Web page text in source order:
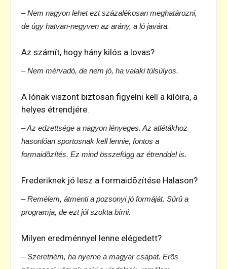
– Nem nagyon lehet ezt százalékosan meghatározni,
de úgy hatvan-negyven az arány, a ló javára.
Az számít, hogy hány kilós a lovas?
– Nem mérvadó, de nem jó, ha valaki túlsúlyos.
A lónak viszont biztosan figyelni kell a kilóira, a
helyes étrendjére.
– Az edzettsége a nagyon lényeges. Az atlétákhoz
hasonlóan sportosnak kell lennie, fontos a
formaidõzítés. Ez mind összefügg az étrenddel is.
Frederiknek jó lesz a formaidõzítése Halason?
– Remélem, átmenti a pozsonyi jó formáját. Sûrû a
programja, de ezt jól szokta bírni.
Milyen eredménnyel lenne elégedett?
– Szeretném, ha nyerne a magyar csapat. Erõs